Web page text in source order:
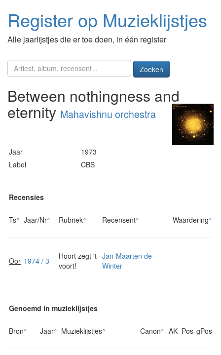
Register op Muzieklijstjes
Alle jaarlijstjes die er toe doen, in één register
Zoeken
Between nothingness and
eternity Mahavishnu orchestra
Jaar
1973
Label
CBS
Recensies
Ts^ Jaar/Nr^ Rubriek^ Recensent^ Waardering^
Oor 1974 / 3
Hoort zegt 't
voort!
Jan-Maarten de
Winter
Genoemd in muzieklijstjes
Bron^ Jaar^ Muzieklijstjes^ Canon^ AK Pos gPos